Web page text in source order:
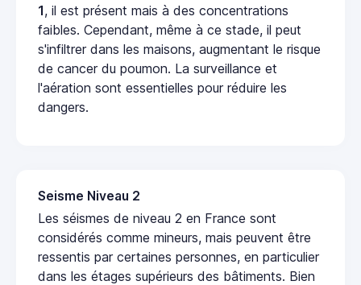
1, il est présent mais à des concentrations
faibles. Cependant, même à ce stade, il peut
s'infiltrer dans les maisons, augmentant le risque
de cancer du poumon. La surveillance et
l'aération sont essentielles pour réduire les
dangers.
Seisme Niveau 2
Les séismes de niveau 2 en France sont
considérés comme mineurs, mais peuvent être
ressentis par certaines personnes, en particulier
dans les étages supérieurs des bâtiments. Bien